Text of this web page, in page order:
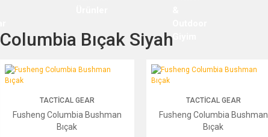
Columbia Bıçak Siyah
Fusheng Columbia Bushman Bıçak
TACTICAL GEAR
Fusheng Columbia Bushman
Bıçak
Fusheng Columbia Bushman Bıçak
TACTICAL GEAR
Fusheng Columbia Bushman
Bıçak